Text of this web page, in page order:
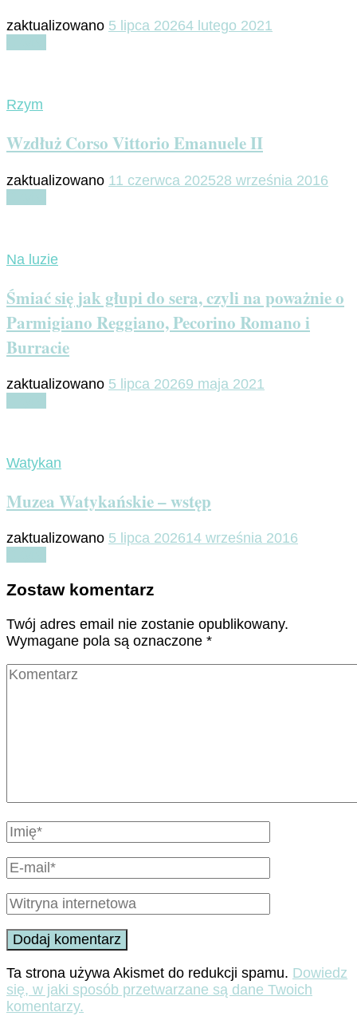
zaktualizowano 5 lipca 20264 lutego 2021
Rzym
Wzdłuż Corso Vittorio Emanuele II
zaktualizowano 11 czerwca 202528 września 2016
Na luzie
Śmiać się jak głupi do sera, czyli na poważnie o
Parmigiano Reggiano, Pecorino Romano i
Burracie
zaktualizowano 5 lipca 20269 maja 2021
Watykan
Muzea Watykańskie – wstęp
zaktualizowano 5 lipca 202614 września 2016
Zostaw komentarz
Twój adres email nie zostanie opublikowany.
Wymagane pola są oznaczone *
Ta strona używa Akismet do redukcji spamu. Dowiedz
się, w jaki sposób przetwarzane są dane Twoich
komentarzy.